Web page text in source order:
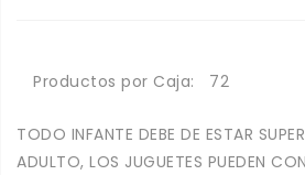
Productos por Caja: 72
TODO INFANTE DEBE DE ESTAR
ADULTO, LOS JUGUETES PUEDEN